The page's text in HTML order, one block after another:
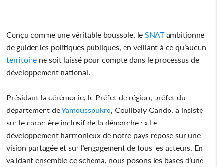
Conçu comme une véritable boussole, leSNATambitionne
de guider les politiques publiques, en veillant à ce qu’aucun
territoire ne soit laissé pour compte dans le processus de
développement national.
Présidant la cérémonie, le Préfet de région, préfet du
département deYamoussoukro, Coulibaly Gando, a insisté
sur le caractère inclusif de la démarche : « Le
développement harmonieux de notre pays repose sur une
vision partagée et sur l’engagement de tous les acteurs. En
validant ensemble ce schéma, nous posons les bases d’une